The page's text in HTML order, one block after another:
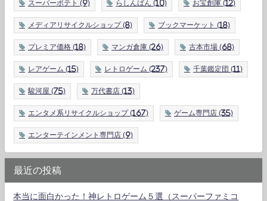
スーパーポテト (9) らしんばん (10) お宝創庫 (12)
メディアリサイクルショップ (8) ブックマーケット (18)
プレミア価格 (18) マンガ倉庫 (26) 古本市場 (68)
レアゲーム (15) レトロゲーム (237) 千葉鑑定団 (11)
駿河屋 (75) 万代書店 (13)
エンタメ系リサイクルショップ (167) ゲーム専門店 (35)
エンターテインメント専門店 (9)
最近の投稿
本当に面白かった！神レトロゲーム５選（スーパーファミコ